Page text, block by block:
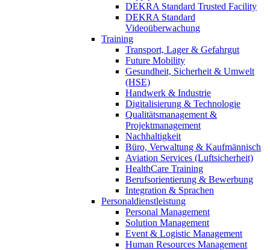
DEKRA Standard Trusted Facility
DEKRA Standard
Videoüberwachung
Training
Transport, Lager & Gefahrgut
Future Mobility
Gesundheit, Sicherheit & Umwelt
(HSE)
Handwerk & Industrie
Digitalisierung & Technologie
Qualitätsmanagement &
Projektmanagement
Nachhaltigkeit
Büro, Verwaltung & Kaufmännisch
Aviation Services (Luftsicherheit)
HealthCare Training
Berufsorientierung & Bewerbung
Integration & Sprachen
Personaldienstleistung
Personal Management
Solution Management
Event & Logistic Management
Human Resources Management